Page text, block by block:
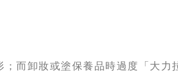
而卸妝或塗保養品時過度「大力